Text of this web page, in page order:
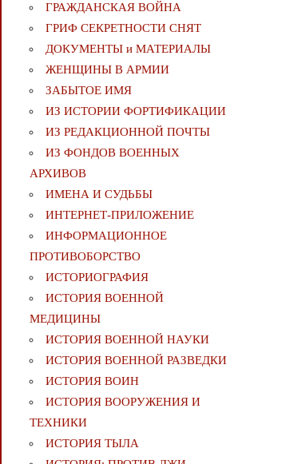
ГРАЖДАНСКАЯ ВОЙНА
ГРИФ СЕКРЕТНОСТИ СНЯТ
ДОКУМЕНТЫ и МАТЕРИАЛЫ
ЖЕНЩИНЫ В АРМИИ
ЗАБЫТОЕ ИМЯ
ИЗ ИСТОРИИ ФОРТИФИКАЦИИ
ИЗ РЕДАКЦИОННОЙ ПОЧТЫ
ИЗ ФОНДОВ ВОЕННЫХ
АРХИВОВ
ИМЕНА И СУДЬБЫ
ИНТЕРНЕТ-ПРИЛОЖЕНИЕ
ИНФОРМАЦИОННОЕ
ПРОТИВОБОРСТВО
ИСТОРИОГРАФИЯ
ИСТОРИЯ ВОЕННОЙ
МЕДИЦИНЫ
ИСТОРИЯ ВОЕННОЙ НАУКИ
ИСТОРИЯ ВОЕННОЙ РАЗВЕДКИ
ИСТОРИЯ ВОИН
ИСТОРИЯ ВООРУЖЕНИЯ И
ТЕХНИКИ
ИСТОРИЯ ТЫЛА